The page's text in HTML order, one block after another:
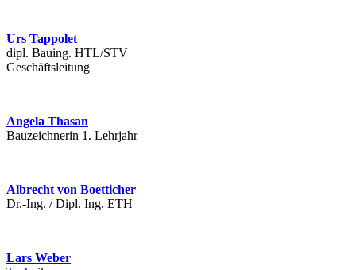
Urs Tappolet
dipl. Bauing. HTL/STV
Geschäftsleitung
Angela Thasan
Bauzeichnerin 1. Lehrjahr
Albrecht von Boetticher
Dr.-Ing. / Dipl. Ing. ETH
Lars Weber